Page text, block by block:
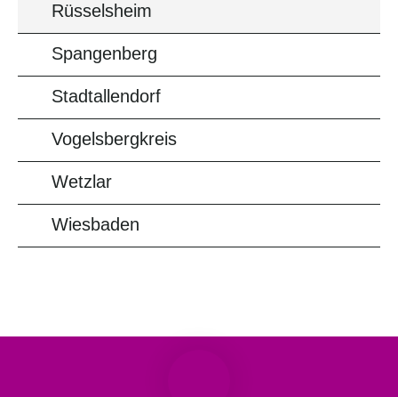
Rüsselsheim
Spangenberg
Stadtallendorf
Vogelsbergkreis
Wetzlar
Wiesbaden